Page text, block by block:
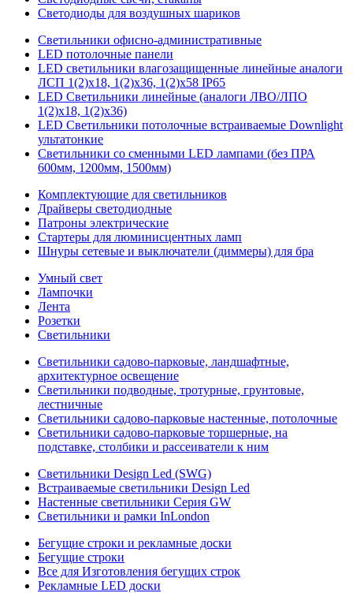
Светодиоды для воздушных шариков
Светильники офисно-административные
LED потолочные панели
LED светильники влагозащищенные линейные аналоги
ЛСП 1(2)х18, 1(2)х36, 1(2)х58 IP65
LED Светильники линейные (аналоги ЛВО/ЛПО
1(2)х18, 1(2)х36)
LED Светильники потолочные встраиваемые Downlight
ультатонкие
Светильники со сменными LED лампами (без ПРА
600мм, 1200мм, 1500мм)
Комплектующие для светильников
Драйверы светодиодные
Патроны электрические
Стартеры для люминисцентных ламп
Шнуры сетевые и выключатели (диммеры) для бра
Умный свет
Лампочки
Лента
Розетки
Светильники
Светильники садово-парковые, ландшафтные,
архитектурное освещение
Светильники подводные, тротурные, грунтовые,
лестничные
Светильники садово-парковые настенные, потолочные
Светильники садово-парковые торшерные, на
подставке, столбики и рассеиватели к ним
Светильники Design Led (SWG)
Встраиваемые светильники Design Led
Настенные светильники Серия GW
Светильники и рамки InLondon
Бегущие строки и рекламные доски
Бегущие строки
Все для Изготовления бегущих строк
Рекламные LED доски